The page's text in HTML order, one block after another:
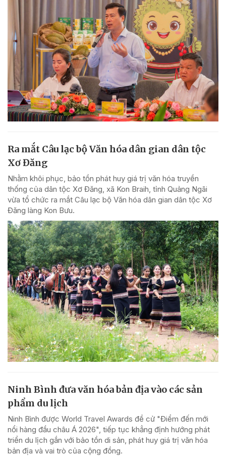
Ra mắt Câu lạc bộ Văn hóa dân gian dân tộc
Xơ Đăng
Nhằm khôi phục, bảo tồn phát huy giá trị văn hóa truyền
thống của dân tộc Xơ Đăng, xã Kon Braih, tỉnh Quảng Ngãi
vừa tổ chức ra mắt Câu lạc bộ Văn hóa dân gian dân tộc Xơ
Đăng làng Kon Bưu.
Ninh Bình đưa văn hóa bản địa vào các sản
phẩm du lịch
Ninh Bình được World Travel Awards đề cử "Điểm đến mới
nổi hàng đầu châu Á 2026", tiếp tục khẳng định hướng phát
triển du lịch gắn với bảo tồn di sản, phát huy giá trị văn hóa
bản địa và vai trò của cộng đồng.